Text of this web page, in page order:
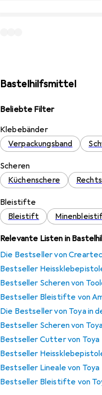
Bastelhilfsmittel
Beliebte Filter
Klebebänder
Verpackungsband
Scheren
Küchenschere
Bleistifte
Bleistift
Relevante Listen in
Die Bestseller von
Bestseller
Bestseller Scheren von
Bestseller Bleistifte von
Die Bestseller von Toya in
Bestseller Scheren von
Bestseller Cutter von Toya
Bestseller
Bestseller Lineale von Toya
Bestseller Bleistifte von